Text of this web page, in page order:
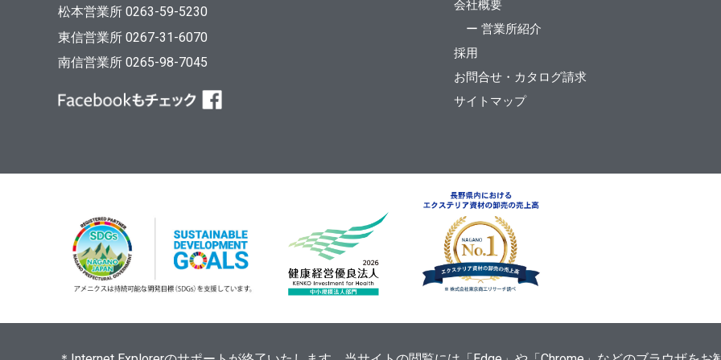
松本営業所 0263-59-5230
東信営業所 0267-31-6070
南信営業所 0265-98-7045
会社概要
ー 営業所紹介
採用
お問合せ・カタログ請求
サイトマップ